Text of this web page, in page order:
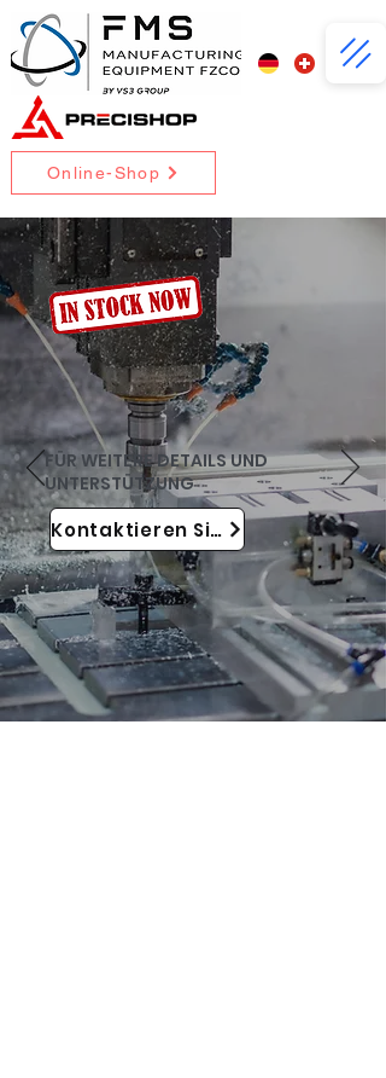
Online-Shop
FÜR WEITERE DETAILS UND
UNTERSTÜTZUNG
Kontaktieren Sie uns